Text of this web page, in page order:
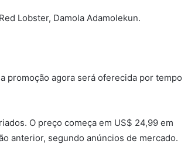
Lobster, Damola Adamolekun.
promoção agora será oferecida por tempo
O preço começa em US$ 24,99 em
anterior, segundo anúncios de mercado.